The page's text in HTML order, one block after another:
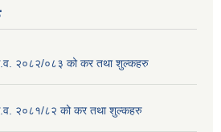
२०८२/०८३ को कर तथा शुल्कहरु
२०८१/८२ को कर तथा शुल्कहरु